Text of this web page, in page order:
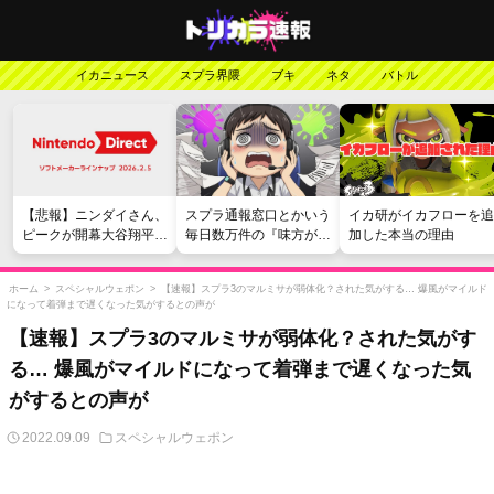
イカニュース スプラ界隈 ブキ ネタ バトル
【悲報】ニンダイさん、
ピークが開幕大谷翔平の
がっかりダイレクトだっ
たと言われてしまう
スプラ通報窓口とかいう
毎日数万件の『味方が弱
い』愚痴を読まされる苦
行
イカ研がイカフローを追
加した本当の理由
ホーム > スペシャルウェポン >
【速報】スプラ3のマルミサが弱体化？された気がする… 爆風がマイルド
になって着弾まで遅くなった気がするとの声が
【速報】スプラ3のマルミサが弱体化？された気がす
る… 爆風がマイルドになって着弾まで遅くなった気
がするとの声が
2022.09.09 スペシャルウェポン